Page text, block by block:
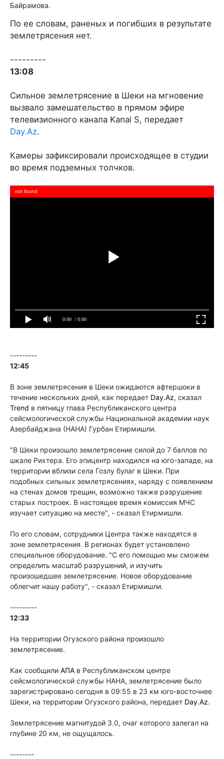
Байрамова.
По ее словам, раненых и погибших в результате
землетрясения нет.
---------
13:08
Сильное землетрясение в Шеки на мгновение
вызвало замешательство в прямом эфире
телевизионного канала Kanal S, передает
Day.Az.
Камеры зафиксировали происходящее в студии
во время подземных толчков.
---------
12:45
В зоне землетрясения в Шеки ожидаются афтершоки в
течение нескольких дней, как передает Day.Az, сказал
Trend в пятницу глава Республиканского центра
сейсмологической службы Национальной академии наук
Азербайджана (НАНА) Гурбан Етирмишли.
"В Шеки произошло землетрясение силой до 7 баллов по
шкале Рихтера. Его эпицентр находился на юго-западе, на
территории вблизи села Гозлу булаг в Шеки. При
подобных сильных землетрясениях, наряду с появлением
на стенах домов трещин, возможно также разрушение
старых построек. В настоящее время комиссия МЧС
изучает ситуацию на месте", - сказал Етирмишли.
По его словам, сотрудники Центра также находятся в
зоне землетрясения. В регионах будет установлено
специальное оборудование. "С его помощью мы сможем
определить масштаб разрушений, и изучить
произошедшее землетрясение. Новое оборудование
облегчит нашу работу", - сказал Етирмишли.
---------
12:33
На территории Огузского района произошло
землетрясение.
Как сообщили АПА в Республиканском центре
сейсмологической службы НАНА, землетрясение было
зарегистрировано сегодня в 09:55 в 23 км юго-восточнее
Шеки, на территории Огузского района, передает Day.Az.
Землетрясение магнитудой 3.0, очаг которого залегал на
глубине 20 км, не ощущалось.
--------